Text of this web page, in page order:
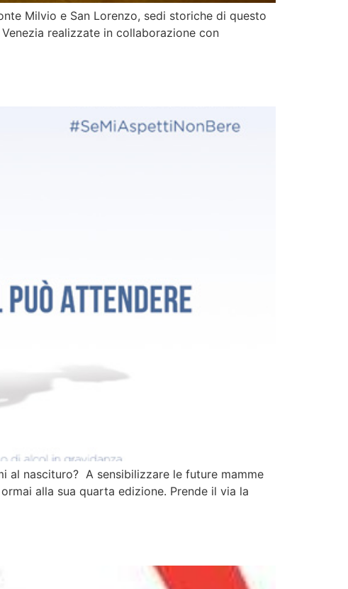
Milvio e San Lorenzo, sedi storiche di questo
realizzate in collaborazione con
al nascituro? A sensibilizzare le future mamme
alla sua quarta edizione. Prende il via la